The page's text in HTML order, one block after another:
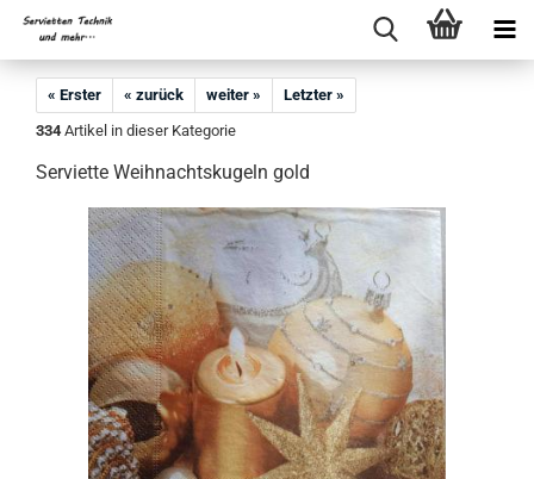
« Erster « zurück weiter »
Letzter »
334 Artikel in dieser Kategorie
Serviette Weihnachtskugeln gold